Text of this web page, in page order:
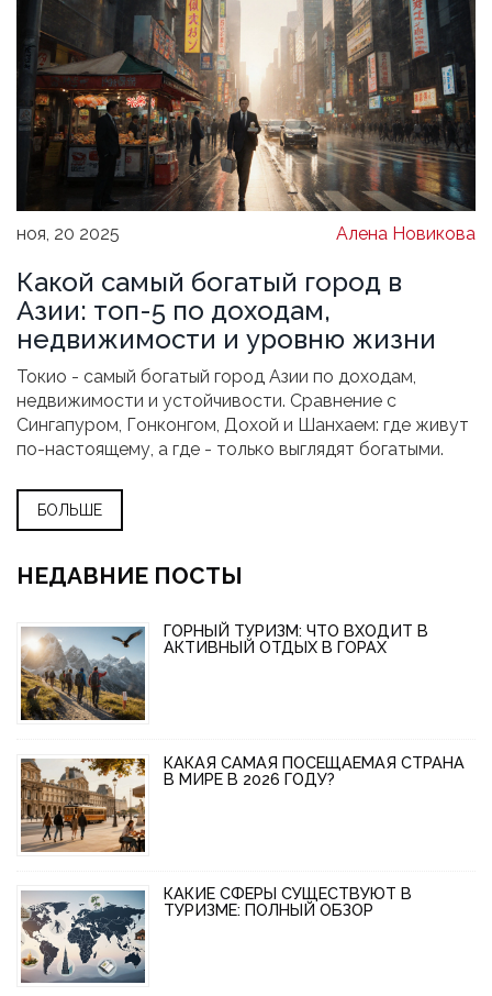
ноя, 20 2025 Алена Новикова
Какой самый богатый город в
Азии: топ-5 по доходам,
недвижимости и уровню жизни
Токио - самый богатый город Азии по доходам,
недвижимости и устойчивости. Сравнение с
Сингапуром, Гонконгом, Дохой и Шанхаем: где живут
по-настоящему, а где - только выглядят богатыми.
БОЛЬШЕ
НЕДАВНИЕ ПОСТЫ
ГОРНЫЙ ТУРИЗМ: ЧТО ВХОДИТ В
АКТИВНЫЙ ОТДЫХ В ГОРАХ
КАКАЯ САМАЯ ПОСЕЩАЕМАЯ СТРАНА
В МИРЕ В 2026 ГОДУ?
КАКИЕ СФЕРЫ СУЩЕСТВУЮТ В
ТУРИЗМЕ: ПОЛНЫЙ ОБЗОР